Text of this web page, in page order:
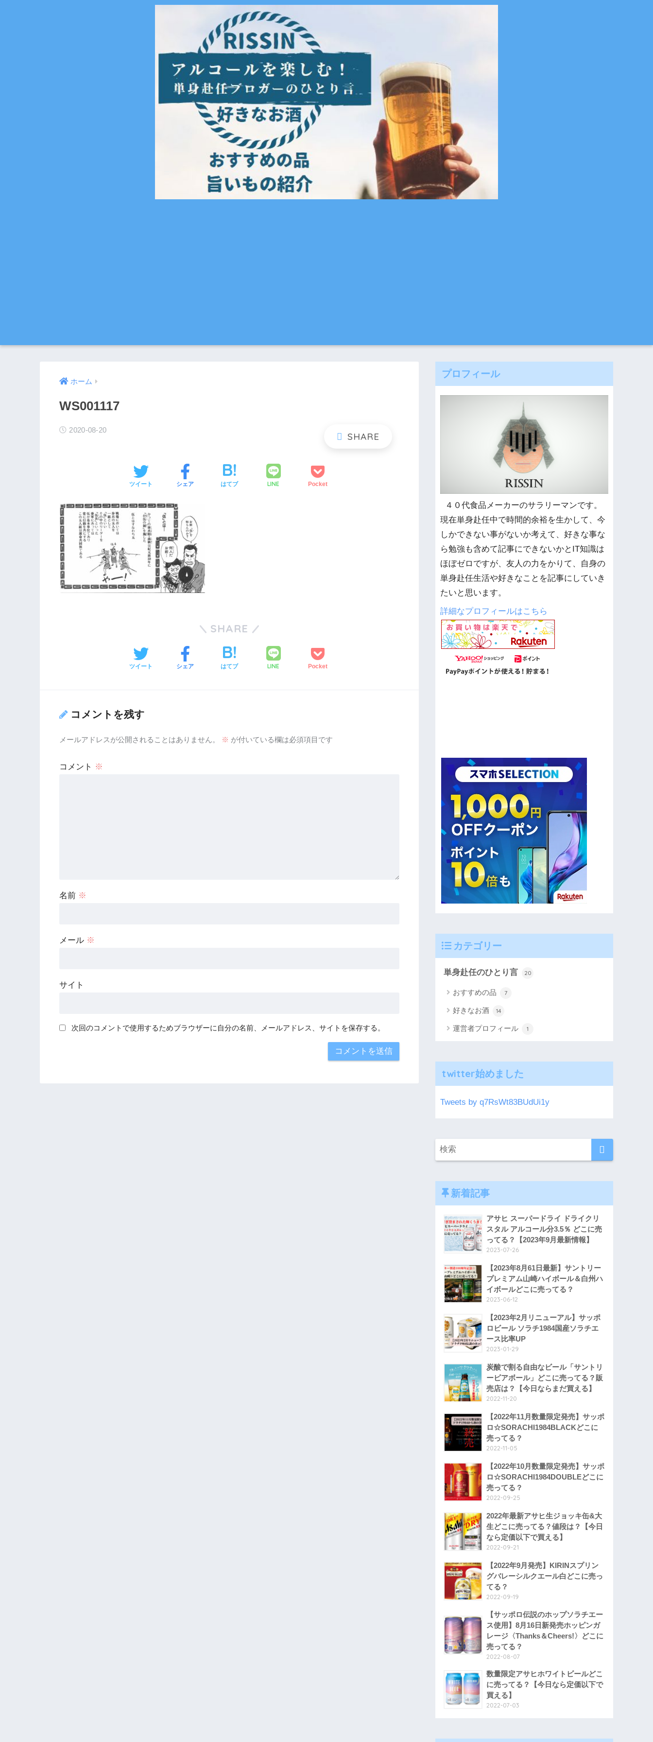
ホーム
WS001117
2020-08-20
ツイート シェア はてブ LINE Pocket
SHARE
ツイート シェア はてブ LINE Pocket
コメントを残す
メールアドレスが公開されることはありません。 ※ が付いている欄は必須項目です
コメント ※
名前 ※
メール ※
サイト
次回のコメントで使用するためブラウザーに自分の名前、メールアドレス、サイトを保存する。
プロフィール
４０代食品メーカーのサラリーマンです。
現在単身赴任中で時間的余裕を生かして、今
しかできない事がないか考えて、好きな事な
ら勉強も含めて記事にできないかとIT知識は
ほぼゼロですが、友人の力をかりて、自身の
単身赴任生活や好きなことを記事にしていき
たいと思います。
詳細なプロフィールはこちら
カテゴリー
単身赴任のひとり言 20
おすすめの品 7
好きなお酒 14
運営者プロフィール 1
twitter始めました
Tweets by q7RsWt83BUdUi1y
新着記事
アサヒ スーパードライ ドライクリ
スタル アルコール分3.5％ どこに売
ってる？【2023年9月最新情報】
2023-07-26
【2023年8月61日最新】サントリー
プレミアム山崎ハイボール＆白州ハ
イボールどこに売ってる？
2023-06-12
【2023年2月リニューアル】サッポ
ロビール ソラチ1984国産ソラチエ
ース比率UP
2023-01-29
炭酸で割る自由なビール「サントリ
ービアボール」どこに売ってる？販
売店は？【今日ならまだ買える】
2022-11-20
【2022年11月数量限定発売】サッポ
ロ☆SORACHI1984BLACKどこに
売ってる？
2022-11-05
【2022年10月数量限定発売】サッポ
ロ☆SORACHI1984DOUBLEどこに
売ってる？
2022-09-25
2022年最新アサヒ生ジョッキ缶&大
生どこに売ってる？値段は？【今日
なら定価以下で買える】
2022-09-21
【2022年9月発売】KIRINスプリン
グバレーシルクエール白どこに売っ
てる？
2022-09-19
【サッポロ伝説のホップソラチエー
ス使用】8月16日新発売ホッピンガ
レージ〈Thanks＆Cheers!〉どこに
売ってる？
2022-08-07
数量限定アサヒホワイトビールどこ
に売ってる？【今日なら定価以下で
買える】
2022-07-03